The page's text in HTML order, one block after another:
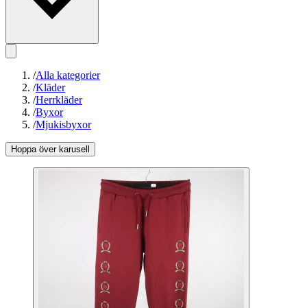
/Alla kategorier
/Kläder
/Herrkläder
/Byxor
/Mjukisbyxor
Hoppa över karusell